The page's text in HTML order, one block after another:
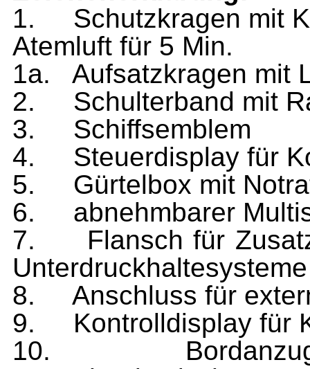
1.
Schutzkragen mit
Atemluft für 5 Min.
1a.
Aufsatzkragen mit
2.
Schulterband mit
3.
Schiffsemblem
4.
Steuerdisplay für
5.
Gürtelbox mit
6.
abnehmbarer
7.
Flansch für
Unterdruckhaltesysteme
8.
Anschluss für
9.
Kontrolldisplay für
10.